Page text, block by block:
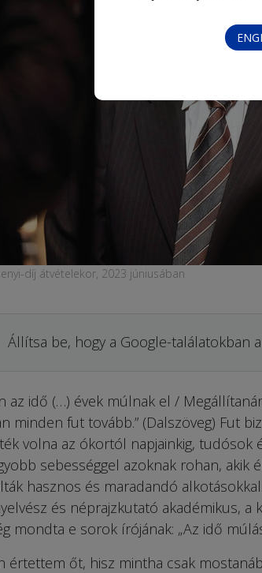
díj átvételekor, 2023 júniusában
Állítsa be, hogy a Google-találatokban
az idő (…) évek múlnak el /
minden fut tovább.” (Dalszöveg) Fut
volna az ókortól napjainkig, tudósok
sebességgel azoknak rohan,
hasznos és maradandó
és néprajzkutató akadémikus,
mondta e sorok írójának: „Az idő
értettem őt, hisz mintha csak